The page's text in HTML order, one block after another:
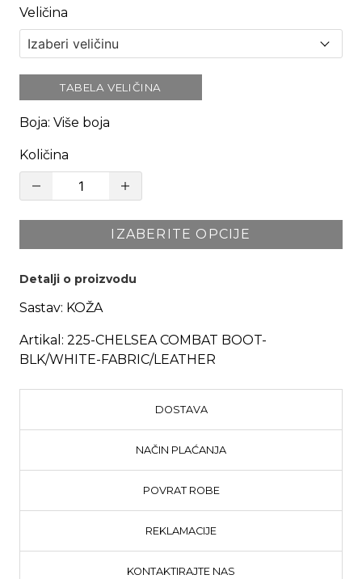
Veličina
TABELA VELIČINA
Boja: Više boja
Količina
IZABERITE OPCIJE
Detalji o proizvodu
Sastav: KOŽA
Artikal: 225-CHELSEA COMBAT BOOT-
BLK/WHITE-FABRIC/LEATHER
DOSTAVA
NAČIN PLAĆANJA
POVRAT ROBE
REKLAMACIJE
KONTAKTIRAJTE NAS